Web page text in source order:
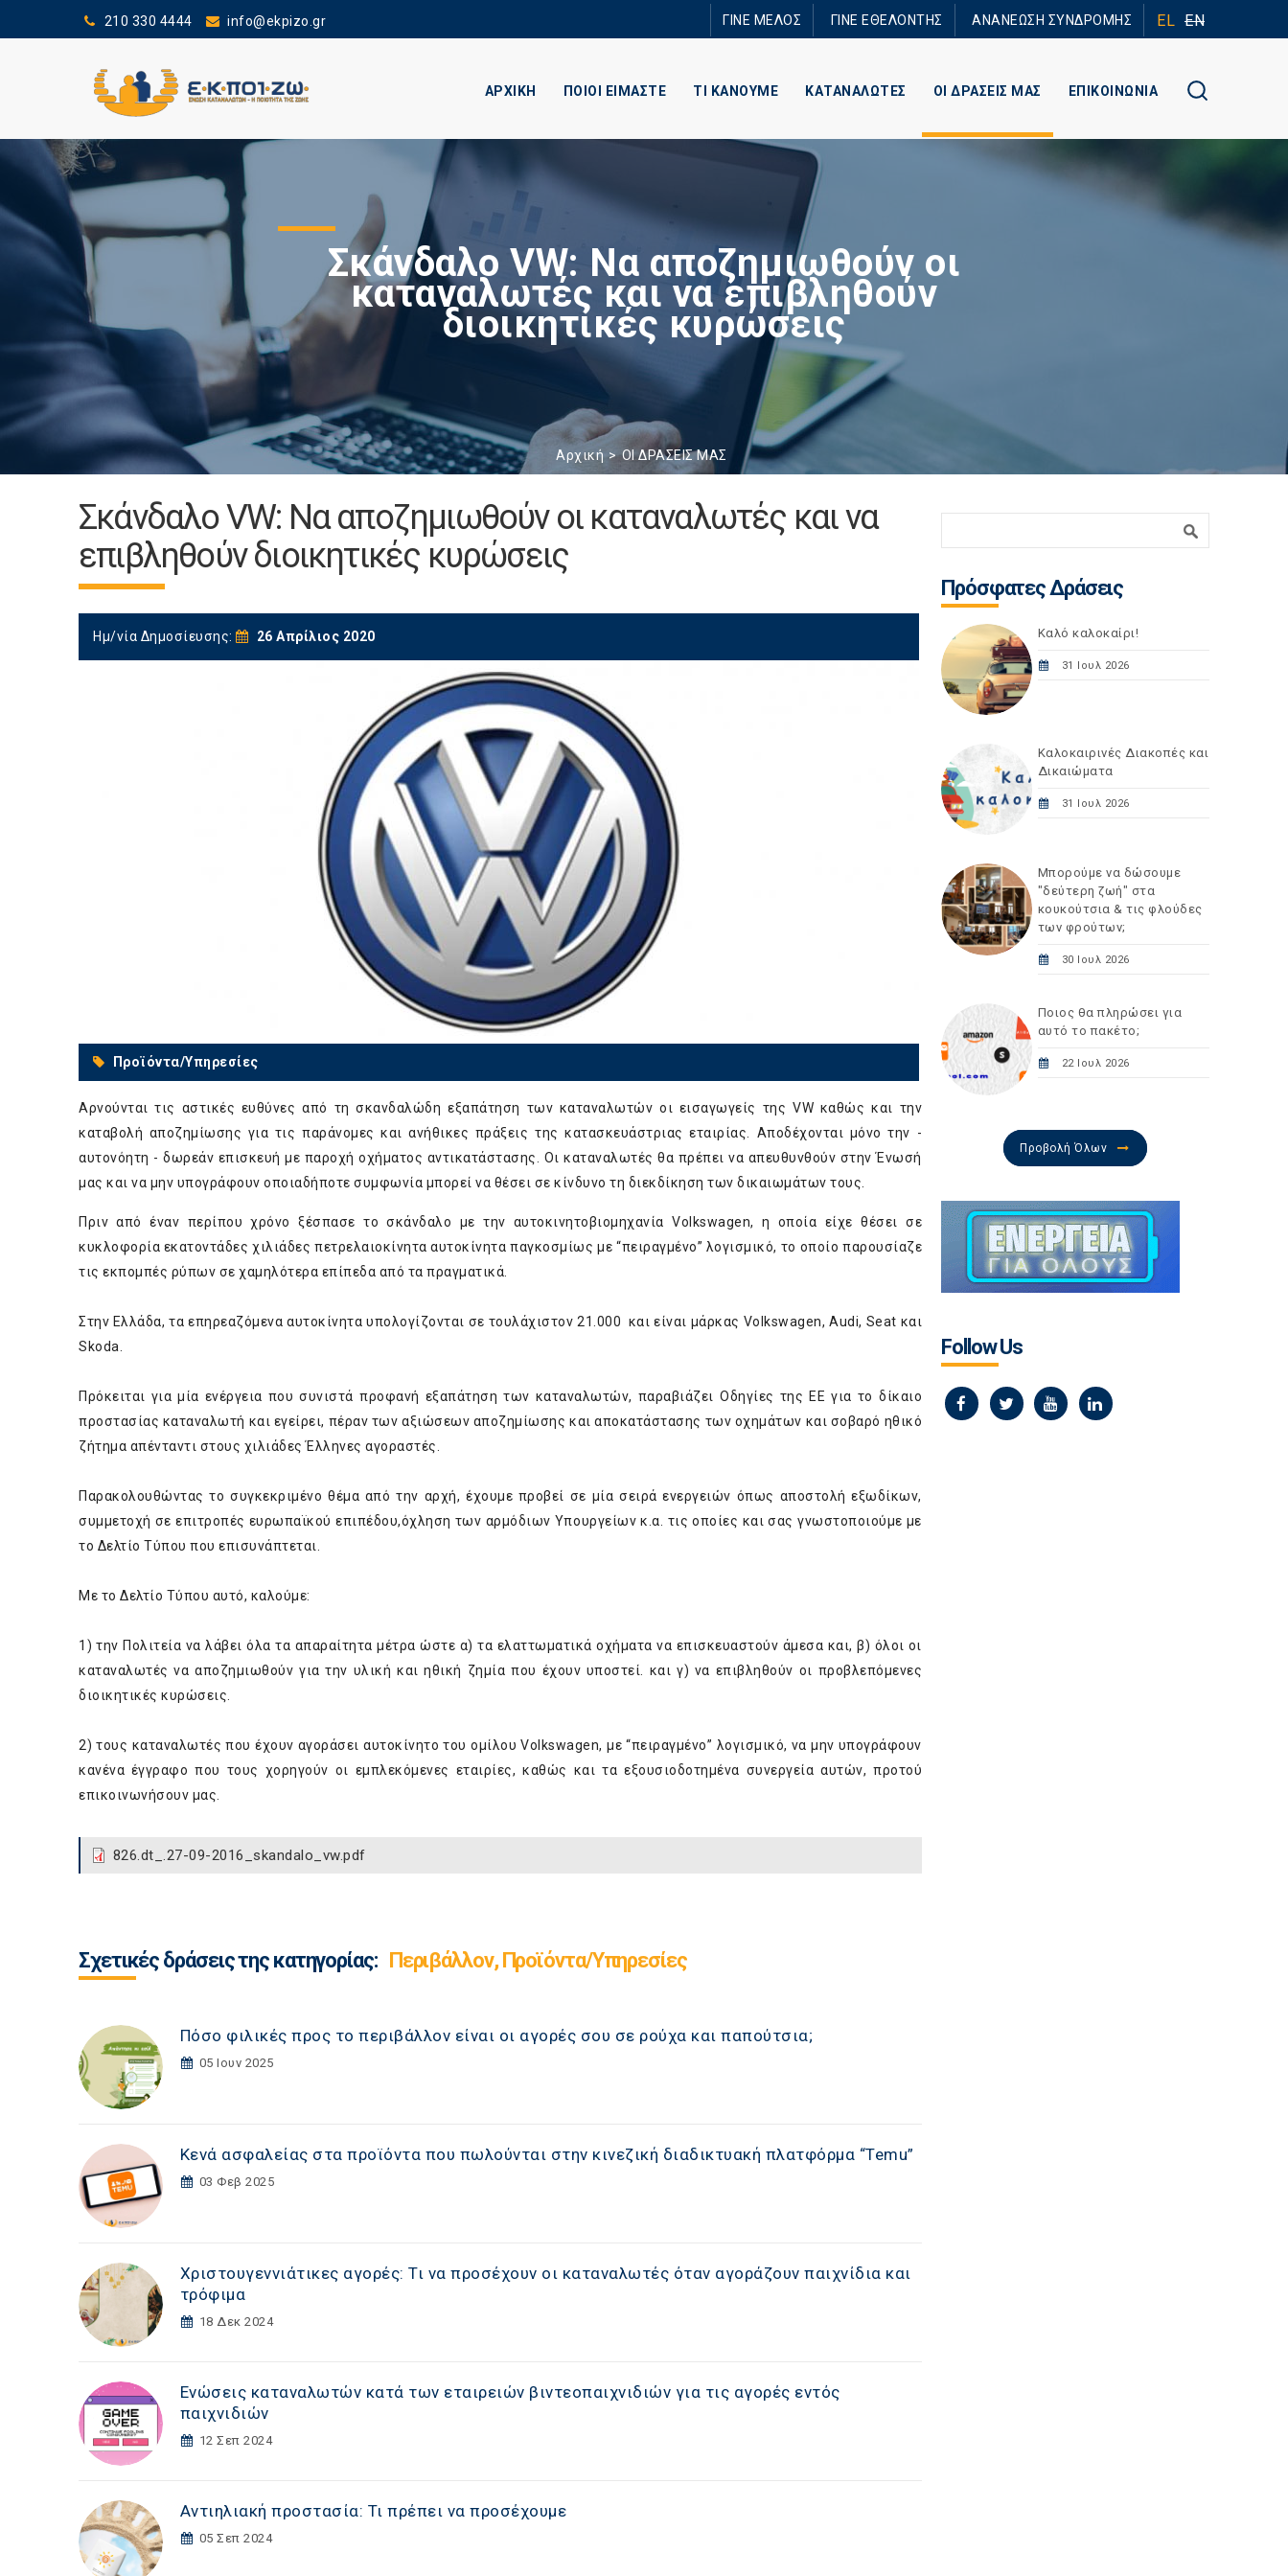
210 330 4444 info@ekpizo.gr ΓΙΝΕ ΜΕΛΟΣ ΓΙΝΕ ΕΘΕΛΟΝΤΗΣ ΑΝΑΝΕΩΣΗ ΣΥΝΔΡΟΜΗΣ EL EN
ΑΡΧΙΚΗ ΠΟΙΟΙ ΕΙΜΑΣΤΕ ΤΙ ΚΑΝΟΥΜΕ ΚΑΤΑΝΑΛΩΤΕΣ ΟΙ ΔΡΑΣΕΙΣ ΜΑΣ ΕΠΙΚΟΙΝΩΝΙΑ
Σκάνδαλο VW: Να αποζημιωθούν οι
καταναλωτές και να επιβληθούν
διοικητικές κυρώσεις
Αρχική ΟΙ ΔΡΑΣΕΙΣ ΜΑΣ
Σκάνδαλο VW: Να αποζημιωθούν οι καταναλωτές και να
επιβληθούν διοικητικές κυρώσεις
Ημ/νία Δημοσίευσης: 26 Απρίλιος 2020
Προϊόντα/Υπηρεσίες
Αρνούνται τις αστικές ευθύνες από τη σκανδαλώδη εξαπάτηση των καταναλωτών οι εισαγωγείς της VW καθώς και την
καταβολή αποζημίωσης για τις παράνομες και ανήθικες πράξεις της κατασκευάστριας εταιρίας. Αποδέχονται μόνο την -
αυτονόητη - δωρεάν επισκευή με παροχή οχήματος αντικατάστασης. Οι καταναλωτές θα πρέπει να απευθυνθούν στην Ένωσή
μας και να μην υπογράφουν οποιαδήποτε συμφωνία μπορεί να θέσει σε κίνδυνο τη διεκδίκηση των δικαιωμάτων τους.
Πριν από έναν περίπου χρόνο ξέσπασε το σκάνδαλο με την αυτοκινητοβιομηχανία Volkswagen, η οποία είχε θέσει σε
κυκλοφορία εκατοντάδες χιλιάδες πετρελαιοκίνητα αυτοκίνητα παγκοσμίως με “πειραγμένο” λογισμικό, το οποίο παρουσίαζε
τις εκπομπές ρύπων σε χαμηλότερα επίπεδα από τα πραγματικά.
Στην Ελλάδα, τα επηρεαζόμενα αυτοκίνητα υπολογίζονται σε τουλάχιστον 21.000 και είναι μάρκας Volkswagen, Audi, Seat και
Skoda.
Πρόκειται για μία ενέργεια που συνιστά προφανή εξαπάτηση των καταναλωτών, παραβιάζει Οδηγίες της ΕΕ για το δίκαιο
προστασίας καταναλωτή και εγείρει, πέραν των αξιώσεων αποζημίωσης και αποκατάστασης των οχημάτων και σοβαρό ηθικό
ζήτημα απένταντι στους χιλιάδες Έλληνες αγοραστές.
Παρακολουθώντας το συγκεκριμένο θέμα από την αρχή, έχουμε προβεί σε μία σειρά ενεργειών όπως αποστολή εξωδίκων,
συμμετοχή σε επιτροπές ευρωπαϊκού επιπέδου,όχληση των αρμόδιων Υπουργείων κ.α. τις οποίες και σας γνωστοποιούμε με
το Δελτίο Τύπου που επισυνάπτεται.
Με το Δελτίο Τύπου αυτό, καλούμε:
1) την Πολιτεία να λάβει όλα τα απαραίτητα μέτρα ώστε α) τα ελαττωματικά οχήματα να επισκευαστούν άμεσα και, β) όλοι οι
καταναλωτές να αποζημιωθούν για την υλική και ηθική ζημία που έχουν υποστεί. και γ) να επιβληθούν οι προβλεπόμενες
διοικητικές κυρώσεις.
2) τους καταναλωτές που έχουν αγοράσει αυτοκίνητο του ομίλου Volkswagen, με “πειραγμένο” λογισμικό, να μην υπογράφουν
κανένα έγγραφο που τους χορηγούν οι εμπλεκόμενες εταιρίες, καθώς και τα εξουσιοδοτημένα συνεργεία αυτών, προτού
επικοινωνήσουν μας.
826.dt_.27-09-2016_skandalo_vw.pdf
Σχετικές δράσεις της κατηγορίας: Περιβάλλον, Προϊόντα/Υπηρεσίες
Πόσο φιλικές προς το περιβάλλον είναι οι αγορές σου σε ρούχα και παπούτσια;
05 Ιουν 2025
Κενά ασφαλείας στα προϊόντα που πωλούνται στην κινεζική διαδικτυακή πλατφόρμα “Temu”
03 Φεβ 2025
Χριστουγεννιάτικες αγορές: Τι να προσέχουν οι καταναλωτές όταν αγοράζουν παιχνίδια και
τρόφιμα
18 Δεκ 2024
Ενώσεις καταναλωτών κατά των εταιρειών βιντεοπαιχνιδιών για τις αγορές εντός
παιχνιδιών
12 Σεπ 2024
Αντιηλιακή προστασία: Τι πρέπει να προσέχουμε
05 Σεπ 2024
Πρόσφατες Δράσεις
Καλό καλοκαίρι!
31 Ιουλ 2026
Καλοκαιρινές Διακοπές και
Δικαιώματα
31 Ιουλ 2026
Μπορούμε να δώσουμε
"δεύτερη ζωή" στα
κουκούτσια & τις φλούδες
των φρούτων;
30 Ιουλ 2026
Ποιος θα πληρώσει για
αυτό το πακέτο;
22 Ιουλ 2026
Προβολή Όλων
Follow Us